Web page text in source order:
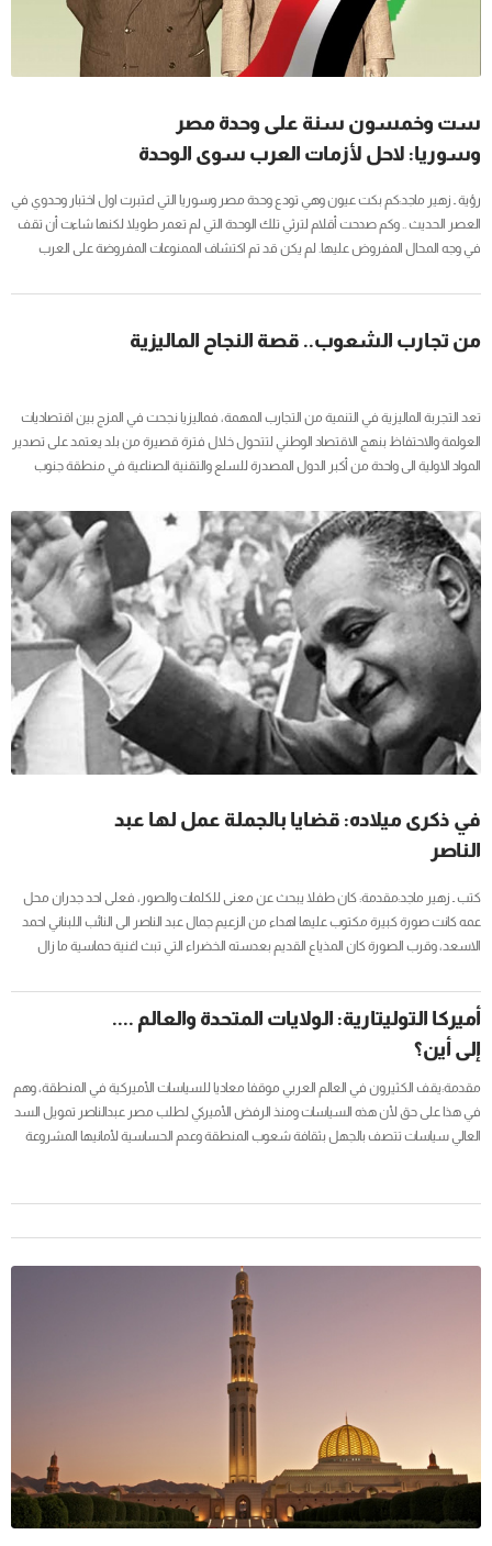
ست وخمسون سنة على وحدة مصر
وسوريا: لاحل لأزمات العرب سوى الوحدة
رؤية ـ زهير ماجد:كم بكت عيون وهي تودع وحدة مصر وسوريا التي اعتبرت اول اختبار وحدوي في
العصر الحديث .. وكم صدحت أقلام لترثي تلك الوحدة التي لم تعمر طويلا لكنها شاءت أن تقف
في وجه المحال المفروض عليها. لم يكن قد تم اكتشاف الممنوعات المفروضة على العرب
احيانا تكتشف الفكرة بعد تنفيذها، ولذلك حوربت الوحدة منذ قيامها، شعرت اسرائيل أولا بأنها
من تجارب الشعوب.. قصة النجاح الماليزية
تعد التجربة الماليزية في التنمية من التجارب المهمة، فماليزيا نجحت في المزج بين اقتصاديات
العولمة والاحتفاظ بنهج الاقتصاد الوطني لتتحول خلال فترة قصيرة من بلد يعتمد على تصدير
المواد الاولية الى واحدة من أكبر الدول المصدرة للسلع والتقنية الصناعية في منطقة جنوب
من قارة آسيا وتطل على بحر الصين الجنوبي من جهة الشمال،تبلغ مساحتها 329758 كم...
في ذكرى ميلاده: قضايا بالجملة عمل لها عبد
الناصر
كتب ـ زهير ماجد:مقدمة: كان طفلا يبحث عن معنى للكلمات والصور، فعلى احد جدران محل
عمه كانت صورة كبيرة مكتوب عليها اهداء من الزعيم جمال عبد الناصر الى النائب اللبناني احمد
الاسعد، وقرب الصورة كان المذياع القديم بعدسته الخضراء التي تبث اغنية حماسية ما زال
صاعقة " .. لم يكن يفهم المعنى، ابن السابعة تقريبا، وكيف له ان يعرف معنى قنالي التي صارت
مع الوقت قناة السويس .....
أميركا التوليتارية: الولايات المتحدة والعالم ....
إلى أين؟
مقدمة:يقف الكثيرون في العالم العربي موقفا معاديا للسياسات الأميركية في المنطقة، وهم
في هذا على حق لأن هذه السياسات ومنذ الرفض الأميركي لطلب مصر عبدالناصر تمويل السد
العالي سياسات تتصف بالجهل بثقافة شعوب المنطقة وعدم الحساسية لأمانيها المشروعة